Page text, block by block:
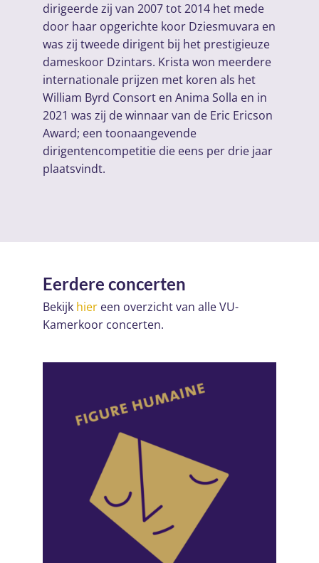
dirigeerde zij van 2007 tot 2014 het mede
door haar opgerichte koor Dziesmuvara en
was zij tweede dirigent bij het prestigieuze
dameskoor Dzintars. Krista won meerdere
internationale prijzen met koren als het
William Byrd Consort en Anima Solla en in
2021 was zij de winnaar van de Eric Ericson
Award; een toonaangevende
dirigentencompetitie die eens per drie jaar
plaatsvindt.
Eerdere concerten
Bekijk hier een overzicht van alle VU-
Kamerkoor concerten.